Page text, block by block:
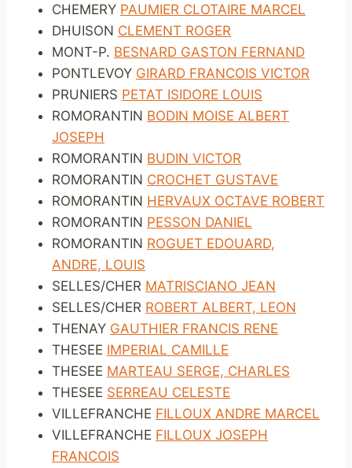
CHEMERY PAUMIER CLOTAIRE MARCEL
DHUISON CLEMENT ROGER
MONT-P. BESNARD GASTON FERNAND
PONTLEVOY GIRARD FRANCOIS VICTOR
PRUNIERS PETAT ISIDORE LOUIS
ROMORANTIN BODIN MOISE ALBERT
JOSEPH
ROMORANTIN BUDIN VICTOR
ROMORANTIN CROCHET GUSTAVE
ROMORANTIN HERVAUX OCTAVE ROBERT
ROMORANTIN PESSON DANIEL
ROMORANTIN ROGUET EDOUARD,
ANDRE, LOUIS
SELLES/CHER MATRISCIANO JEAN
SELLES/CHER ROBERT ALBERT, LEON
THENAY GAUTHIER FRANCIS RENE
THESEE IMPERIAL CAMILLE
THESEE MARTEAU SERGE, CHARLES
THESEE SERREAU CELESTE
VILLEFRANCHE FILLOUX ANDRE MARCEL
VILLEFRANCHE FILLOUX JOSEPH
FRANCOIS